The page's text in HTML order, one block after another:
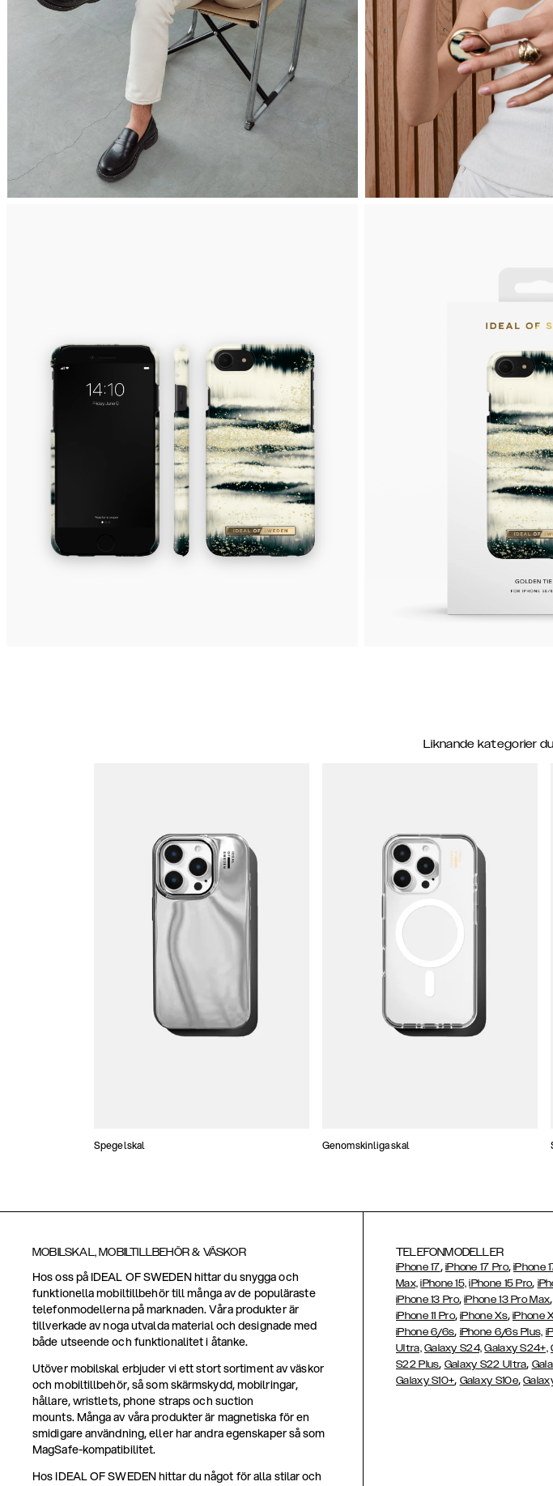
Liknande kategorier
Spegelskal Genomskinliga skal
MOBILSKAL, MOBILTILLBEHÖR & VÄSKOR
Hos oss på IDEAL OF SWEDEN hittar du snygga och
funktionella mobiltillbehör till många av de populäraste
telefonmodellerna på marknaden. Våra produkter är
tillverkade av noga utvalda material och designade med
både utseende och funktionalitet i åtanke.
Utöver mobilskal erbjuder vi ett stort sortiment av väskor
och mobiltillbehör, så som skärmskydd, mobilringar,
hållare, wristlets, phone straps och suction
mounts. Många av våra produkter är magnetiska för en
smidigare användning, eller har andra egenskaper så som
MagSafe-kompatibilitet.
Hos IDEAL OF SWEDEN hittar du något för alla stilar och
TELEFONMODELLER
iPhone 17, iPhone 17 Pro,iPhone
Max, iPhone 15, iPhone 15 Pro,
iPhone 13 Pro,iPhone 13 Pro Max
iPhone 11 Pro,iPhone Xs,iPhone
iPhone 6/6s, iPhone 6/6s Plus,
Ultra, Galaxy S24, Galaxy S24+,
S22 Plus, Galaxy S22 Ultra,
Galaxy S10+, Galaxy S10e,